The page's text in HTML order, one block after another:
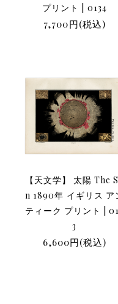
プリント | 0134
7,700円(税込)
【天文学】 太陽 The
n 1890年 イギリス ア
ティーク プリント |
3
6,600円(税込)